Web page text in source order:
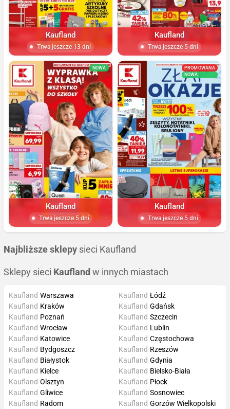
Kaufland
Trwa jeszcze 13 dni
Kaufland
Trwa jeszcze 5 dni
NOWA
Kaufland
Trwa jeszcze 5 dni
PROMOWANA
NOWA
Kaufland
Trwa jeszcze 5 dni
Najbliższe sklepy sieci Kaufland
Sklepy sieci Kaufland w innych miastach
Kaufland Warszawa
Kaufland Kraków
Kaufland Poznań
Kaufland Wrocław
Kaufland Łódź
Kaufland Gdańsk
Kaufland Szczecin
Kaufland Lublin
Kaufland Katowice
Kaufland Bydgoszcz
Kaufland Białystok
Kaufland Kielce
Kaufland Częstochowa
Kaufland Rzeszów
Kaufland Gdynia
Kaufland Bielsko-Biała
Kaufland Olsztyn
Kaufland Gliwice
Kaufland Radom
Kaufland Płock
Kaufland Sosnowiec
Kaufland Gorzów Wielkopolski